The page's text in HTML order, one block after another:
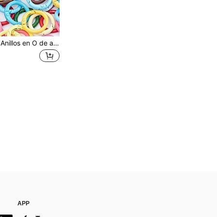
30/50 piezas Anillos en O de aleación de zinc de colores aleatorios - Hebillas de liberación rápida de metal duradero para llaveros DIY, correas, correas para perros | Apertura/cierre fácil, sujeción segura, superficie lisa, accesorios para correas, opciones de color vibrantes
APP